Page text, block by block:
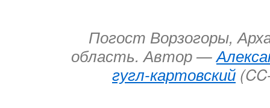
Погост Ворзогоры,
область. Автор —
гугл-картовский